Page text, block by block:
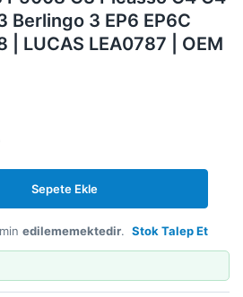
Berlingo 3 EP6 EP6C
| LUCAS LEA0787 | OEM
Sepete Ekle
edilememektedir. Stok Talep Et